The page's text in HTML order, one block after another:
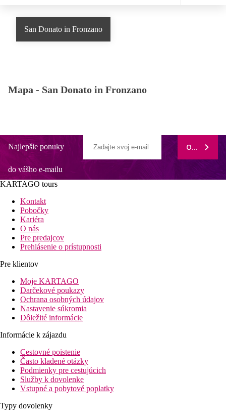
San Donato in Fronzano
Mapa - San Donato in Fronzano
Najlepšie ponuky
do vášho e-mailu
ODOBERAŤ
KARTAGO tours
Kontakt
Pobočky
Kariéra
O nás
Pre predajcov
Prehlásenie o prístupnosti
Pre klientov
Moje KARTAGO
Darčekové poukazy
Ochrana osobných údajov
Nastavenie súkromia
Dôležité informácie
Informácie k zájazdu
Cestovné poistenie
Často kladené otázky
Podmienky pre cestujúcich
Služby k dovolenke
Vstupné a pobytové poplatky
Typy dovolenky